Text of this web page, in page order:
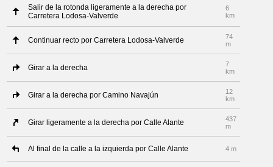
Salir de la rotonda ligeramente a la derecha por
Carretera Lodosa-Valverde
6
km
Continuar recto por Carretera Lodosa-Valverde
74
m
Girar a la derecha
7
km
Girar a la derecha por Camino Navajún
12
km
Girar ligeramente a la derecha por Calle Alante
437
m
Al final de la calle a la izquierda por Calle Alante 4 m